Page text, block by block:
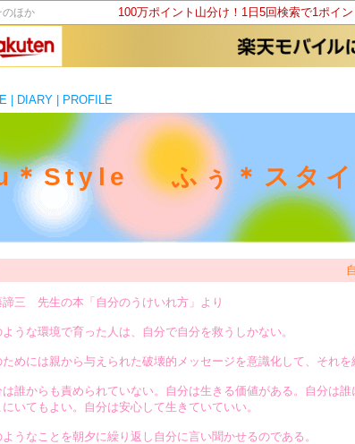
のほか 100万ポイント山分け！1日5回検索で1ポイ
DIARY PROFILE
＊Style ふぅ＊スタ
諦三 先生の本「自分のうけいれ方」より
ような環境で育った人は、自分で自分を救うしかない。
ためには親から与えられた破壊的メッセージを意識化して、それ
は誰からも責められていない。自分は生きる価値がある。自分は
にいてもよい。自分は安心して生きていていい。
ようなことを朝夕に繰り返し自分に言い聞かせるのである。